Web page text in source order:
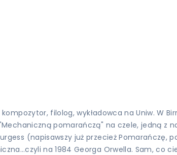
filolog, wykładowca na Uniw. W
pomarańczą" na czele, jedną
(napisawszy już przecież
na 1984 Georga Orwella. Sam,